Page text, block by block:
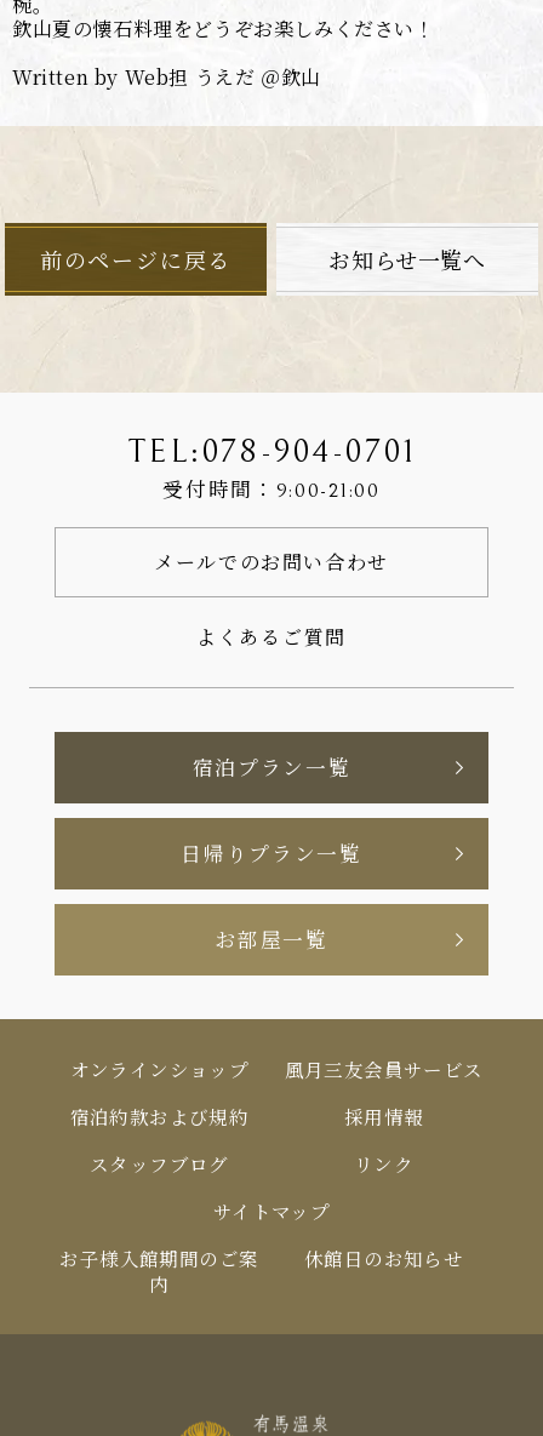
欽山夏の懐石料理をどうぞお楽しみください！
Written by Web担 うえだ ＠欽山
前のページに戻る お知らせ一覧へ
TEL:078-904-0701
受付時間： 9:00-21:00
メールでのお問い合わせ
よくあるご質問
宿泊プラン一覧
日帰りプラン一覧
お部屋一覧
オンラインショップ
風月三友会員サービス
宿泊約款および規約
採用情報
スタッフブログ
リンク
サイトマップ
お⼦様⼊館期間のご案
内
休館⽇のお知らせ